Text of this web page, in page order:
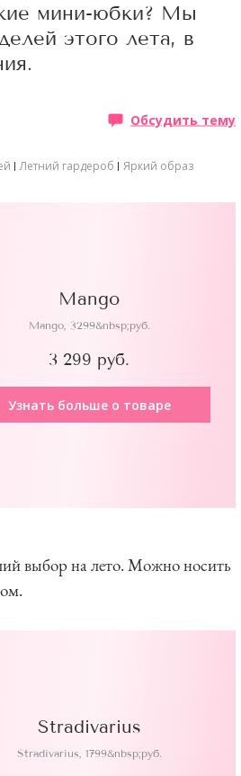
мини-юбки? Мы
этого лета, в
Обсудить тему
Летний гардероб Яркий образ
Mango
Mango, 3299&nbsp;руб.
3 299 руб.
Узнать больше о товаре
выбор на лето. Можно носить
Stradivarius
Stradivarius, 1799&nbsp;руб.